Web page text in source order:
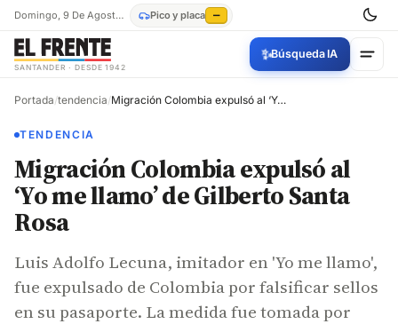
Domingo, 9 De Agosto De 2026 Pico y placa —
SANTANDER · DESDE 1942
✨Búsqueda IA
Portada/tendencia/ Migración Colombia expulsó al ‘Yo me llamo’ de Gilberto Santa Rosa
TENDENCIA
Migración Colombia expulsó al
‘Yo me llamo’ de Gilberto Santa
Rosa
Luis Adolfo Lecuna, imitador en 'Yo me llamo',
fue expulsado de Colombia por falsificar sellos
en su pasaporte. La medida fue tomada por